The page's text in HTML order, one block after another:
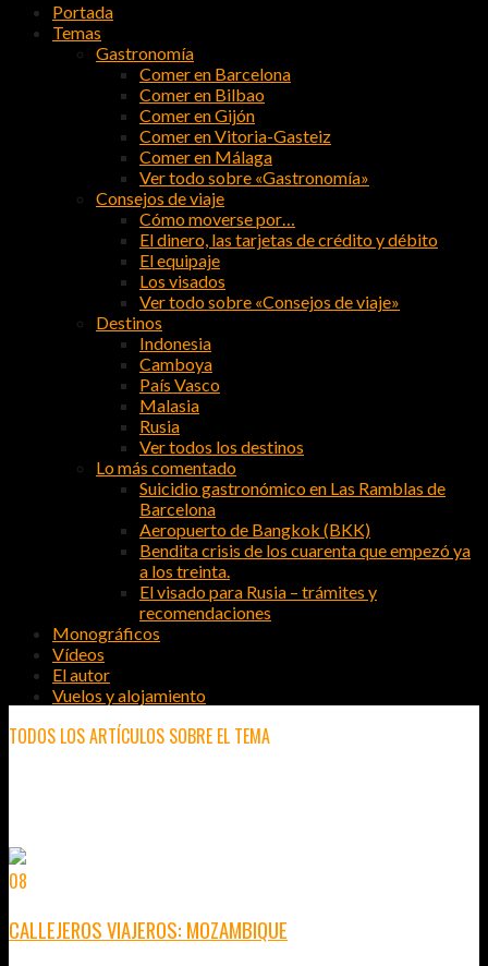
Portada
Temas
Gastronomía
Comer en Barcelona
Comer en Bilbao
Comer en Gijón
Comer en Vitoria-Gasteiz
Comer en Málaga
Ver todo sobre «Gastronomía»
Consejos de viaje
Cómo moverse por…
El dinero, las tarjetas de crédito y débito
El equipaje
Los visados
Ver todo sobre «Consejos de viaje»
Destinos
Indonesia
Camboya
País Vasco
Malasia
Rusia
Ver todos los destinos
Lo más comentado
Suicidio gastronómico en Las Ramblas de
Barcelona
Aeropuerto de Bangkok (BKK)
Bendita crisis de los cuarenta que empezó ya
a los treinta.
El visado para Rusia – trámites y
recomendaciones
Monográficos
Vídeos
El autor
Vuelos y alojamiento
TODOS LOS ARTÍCULOS SOBRE EL TEMA
08
CALLEJEROS VIAJEROS: MOZAMBIQUE